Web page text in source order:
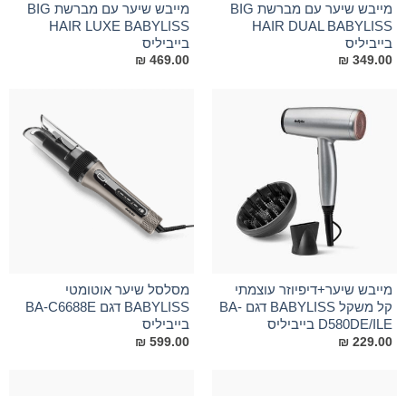
מייבש שיער עם מברשת BIG
HAIR DUAL BABYLISS
בייביליס
₪ 349.00
מייבש שיער עם מברשת BIG
HAIR LUXE BABYLISS
בייביליס
₪ 469.00
מייבש שיער+דיפיוזר עוצמתי
קל משקל BABYLISS דגם BA-
D580DE/ILE בייביליס
₪ 229.00
מסלסל שיער אוטומטי
BABYLISS דגם BA-C6688E
בייביליס
₪ 599.00